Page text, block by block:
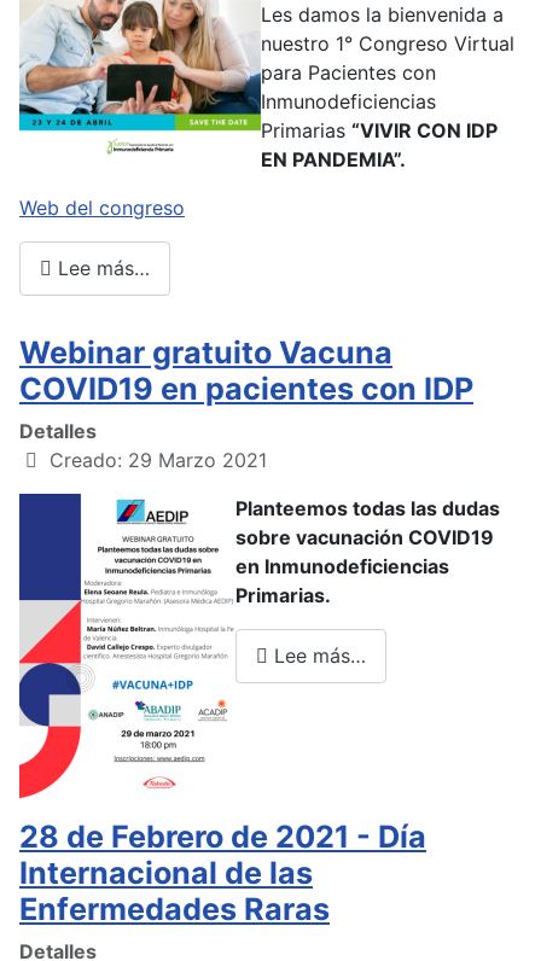
Les damos la bienvenida a
nuestro 1° Congreso Virtual
para Pacientes con
Inmunodeficiencias
Primarias “VIVIR CON IDP
EN PANDEMIA”.
Web del congreso
Lee más…
Webinar gratuito Vacuna
COVID19 en pacientes con IDP
Detalles
Creado: 29 Marzo 2021
Planteemos todas las dudas
sobre vacunación COVID19
en Inmunodeficiencias
Primarias.
Lee más…
28 de Febrero de 2021 - Día
Internacional de las
Enfermedades Raras
Detalles